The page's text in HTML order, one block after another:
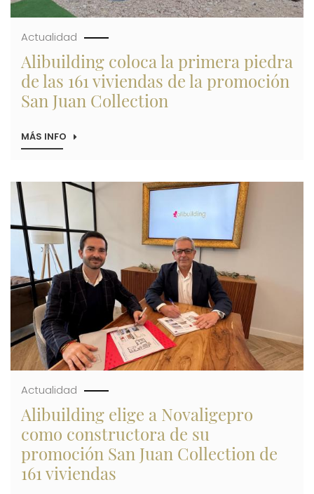
Actualidad
Alibuilding coloca la primera piedra
de las 161 viviendas de la promoción
San Juan Collection
MÁS INFO SOBRE
PRIMERA
PIEDRA
DE
LAS
161
VIVIENDAS
DE
LA
PROMOCIÓN
SAN
JUAN
COLLECTION
Imagen
Actualidad
Alibuilding elige a Novaligepro
como constructora de su
promoción San Juan Collection de
161 viviendas